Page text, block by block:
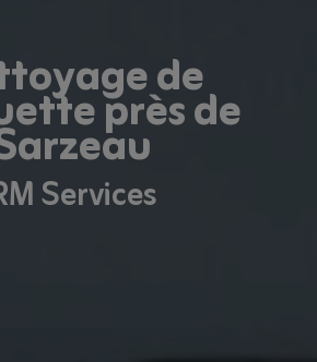
de
près de
Services